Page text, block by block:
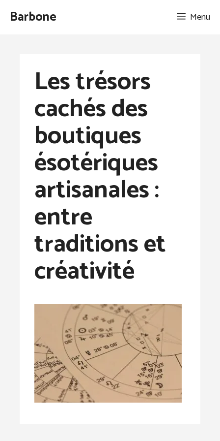
AllerBarbone Menu
Les trésors
cachés des
boutiques
ésotériques
artisanales :
entre
traditions et
créativité